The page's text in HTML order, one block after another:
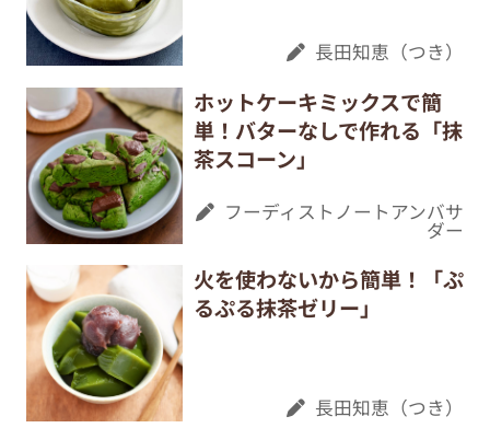
長田知恵（つき）
ホットケーキミックスで簡
単！バターなしで作れる「抹
茶スコーン」
フーディストノートアンバサ
ダー
火を使わないから簡単！「ぷ
るぷる抹茶ゼリー」
長田知恵（つき）